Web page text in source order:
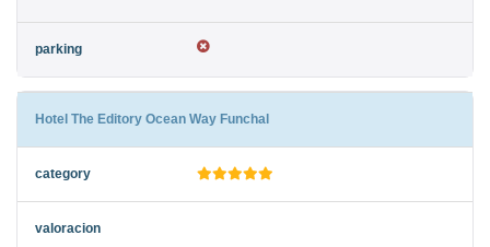
Hotel The Editory Ocean Way Funchal